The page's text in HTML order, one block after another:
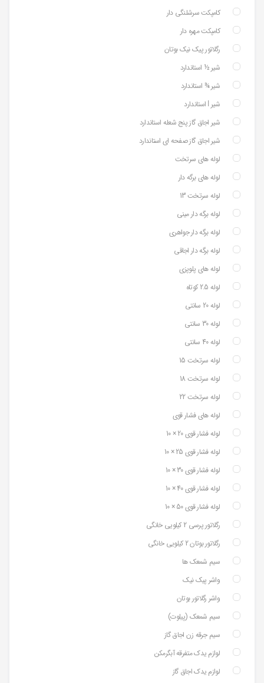
کامپکت سرشلنگی دار
کامپکت مهره دار
رگلاتور پیک نیک بوتان
شیر ½ استاندارد
شیر ¾ استاندارد
شیر ⅼ استاندارد
شیر اجاق گاز پنج شعله استاندارد
شیر اجاق گاز صفحه ای استاندارد
لوله های سرتخت
لوله های برگه دار
لوله سرتخت 13
لوله برگه دار مینی
لوله برگه دار جواهری
لوله برگه دار اجاقی
لوله های پلوپزی
لوله 2.5 کوتاه
لوله 20 سانتی
لوله 30 سانتی
لوله 40 سانتی
لوله سرتخت 15
لوله سرتخت 18
لوله سرتخت 22
لوله های فشار قوی
لوله فشار قوی 20 × 10
لوله فشار قوی 25 × 10
لوله فشار قوی 30 × 10
لوله فشار قوی 40 × 10
لوله فشار قوی 50 × 10
رگلاتور پرسی 2 کیلویی خانگی
رگلاتور بوتان 2 کیلویی خانگی
سیم شمعک ها
واشر پیک نیک
واشر رگلاتور بوتان
سیم شمعک (پیلوت)
سیم جرقه زن اجاق گاز
لوازم یدک متفرقه آبگرمکن
لوازم یدک اجاق گاز